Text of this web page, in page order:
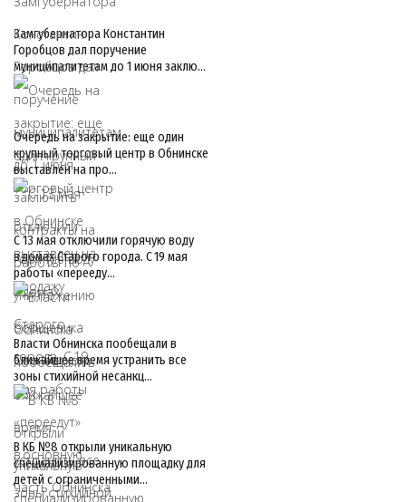
Замгубернатора Константин
Горобцов дал поручение
муниципалитетам до 1 июня заклю…
Очередь на закрытие: еще один
крупный торговый центр в Обнинске
выставлен на про…
С 13 мая отключили горячую воду
в домах Старого города. С 19 мая
работы «перееду…
Власти Обнинска пообещали в
ближайшее время устранить все
зоны стихийной несанкц…
В КБ №8 открыли уникальную
специализированную площадку для
детей с ограниченными…